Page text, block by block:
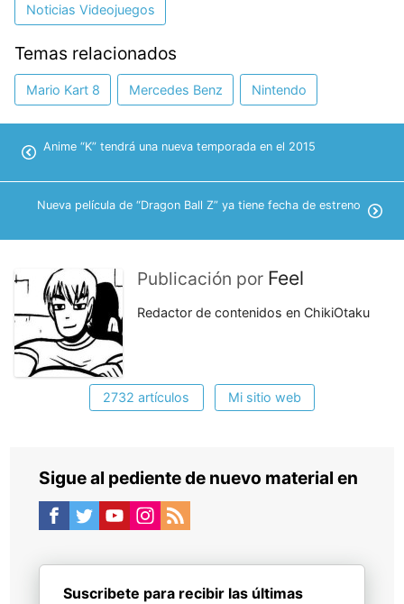
Noticias Videojuegos
Temas relacionados
Mario Kart 8 Mercedes Benz Nintendo
Anime “K” tendrá una nueva temporada en el 2015
Nueva película de “Dragon Ball Z” ya tiene fecha de estreno
Publicación por Feel
Redactor de contenidos en ChikiOtaku
2732 artículos Mi sitio web
Sigue al pediente de nuevo material en
Suscribete para recibir las últimas